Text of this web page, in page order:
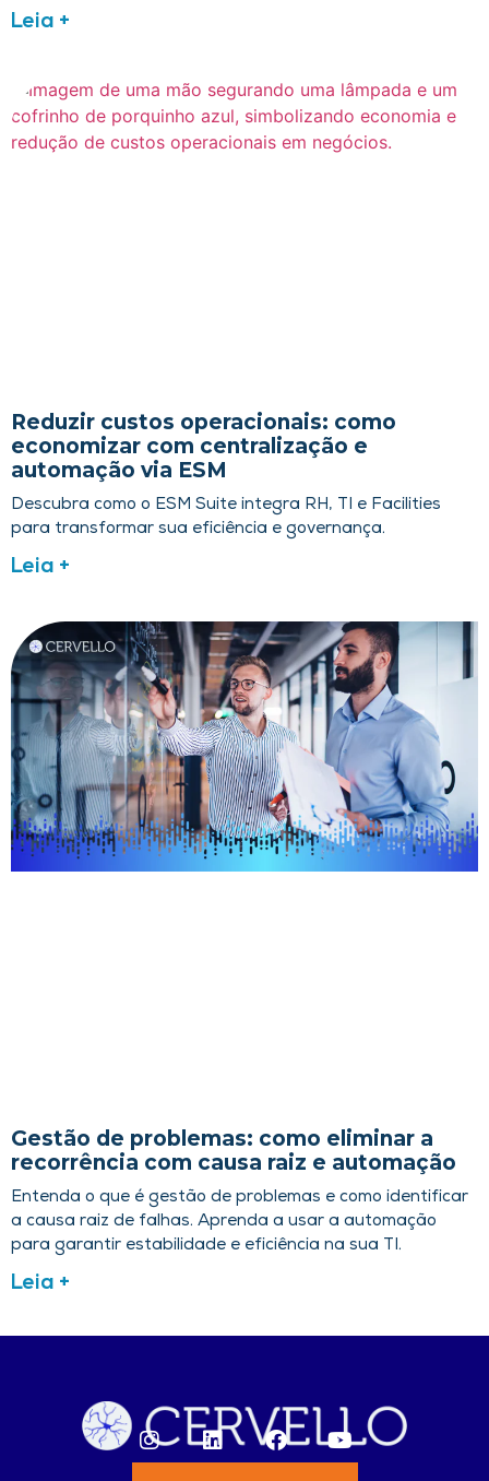
Leia +
Reduzir custos operacionais: como
economizar com centralização e
automação via ESM
Descubra como o ESM Suite integra RH, TI e Facilities
para transformar sua eficiência e governança.
Leia +
Gestão de problemas: como eliminar a
recorrência com causa raiz e automação
Entenda o que é gestão de problemas e como identificar
a causa raiz de falhas. Aprenda a usar a automação
para garantir estabilidade e eficiência na sua TI.
Leia +